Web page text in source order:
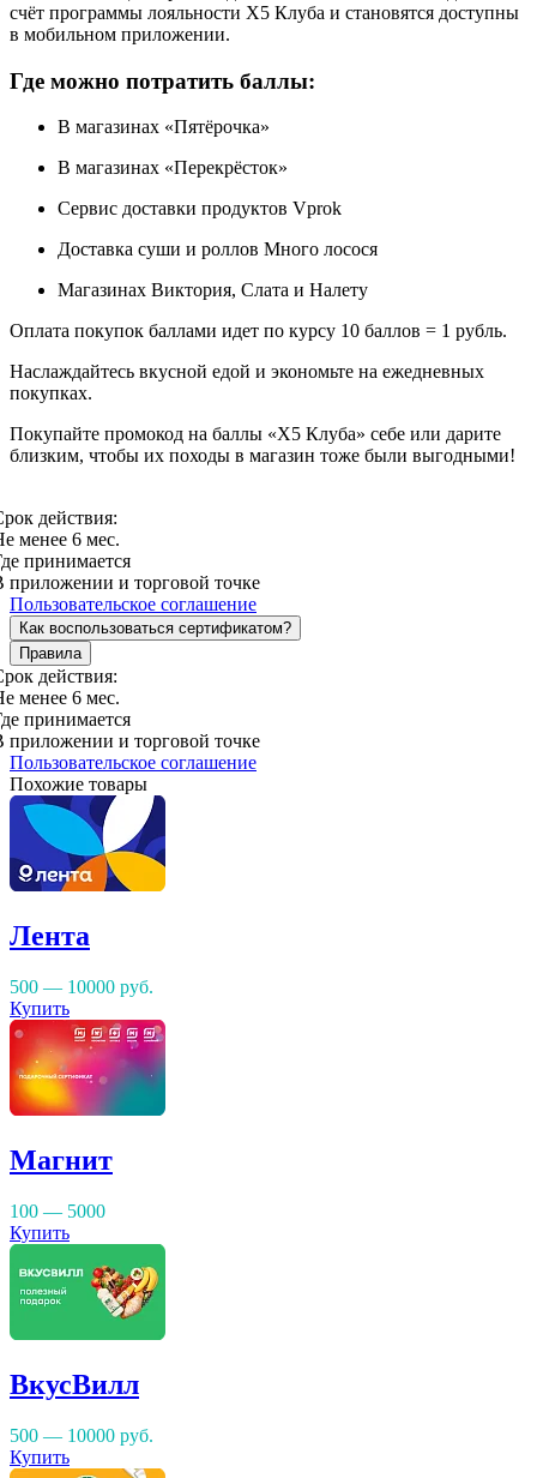
счёт программы лояльности X5 Клуба и становятся доступны
в мобильном приложении.
Где можно потратить баллы:
В магазинах «Пятёрочка»
В магазинах «Перекрёсток»
Сервис доставки продуктов Vprok
Доставка суши и роллов Много лосося
Магазинах Виктория, Слата и Налету
Оплата покупок баллами идет по курсу 10 баллов = 1 рубль.
Наслаждайтесь вкусной едой и экономьте на ежедневных
покупках.
Покупайте промокод на баллы «Х5 Клуба» себе или дарите
близким, чтобы их походы в магазин тоже были выгодными!
действия:
менее 6 мес.
принимается
приложении и торговой точке
Пользовательское соглашение
Как воспользоваться сертификатом?
Правила
действия:
менее 6 мес.
принимается
приложении и торговой точке
Пользовательское соглашение
Похожие товары
Лента
500 — 10000 руб.
Купить
Магнит
100 — 5000
Купить
ВкусВилл
500 — 10000 руб.
Купить